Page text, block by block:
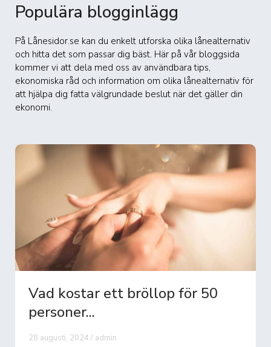
Populära blogginlägg
På Lånesidor.se kan du enkelt utforska olika lånealternativ
och hitta det som passar dig bäst. Här på vår bloggsida
kommer vi att dela med oss av användbara tips,
ekonomiska råd och information om olika lånealternativ för
att hjälpa dig fatta välgrundade beslut när det gäller din
ekonomi.
Vad kostar ett bröllop för 50
personer...
28 augusti, 2024 / admin